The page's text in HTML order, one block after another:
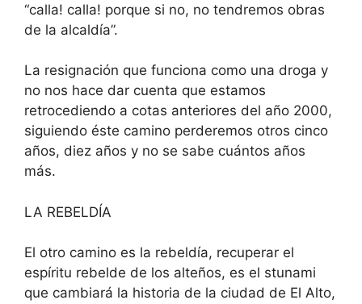
“calla! calla! porque si no, no tendremos obras
de la alcaldía”.
La resignación que funciona como una droga y
no nos hace dar cuenta que estamos
retrocediendo a cotas anteriores del año 2000,
siguiendo éste camino perderemos otros cinco
años, diez años y no se sabe cuántos años
más.
LA REBELDÍA
El otro camino es la rebeldía, recuperar el
espíritu rebelde de los alteños, es el stunami
que cambiará la historia de la ciudad de El Alto,